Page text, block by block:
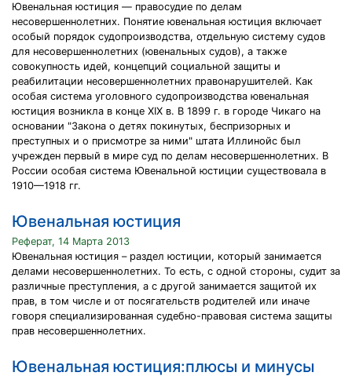
Ювенальная юстиция — правосудие по делам
несовершеннолетних. Понятие ювенальная юстиция включает
особый порядок судопроизводства, отдельную систему судов
для несовершеннолетних (ювенальных судов), а также
совокупность идей, концепций социальной защиты и
реабилитации несовершеннолетних правонарушителей. Как
особая система уголовного судопроизводства ювенальная
юстиция возникла в конце XIX в. В 1899 г. в городе Чикаго на
основании "Закона о детях покинутых, беспризорных и
преступных и о присмотре за ними" штата Иллинойс был
учрежден первый в мире суд по делам несовершеннолетних. В
России особая система Ювенальной юстиции существовала в
1910—1918 гг.
Ювенальная юстиция
Реферат, 14 Марта 2013
Ювенальная юстиция – раздел юстиции, который занимается
делами несовершеннолетних. То есть, с одной стороны, судит за
различные преступления, а с другой занимается защитой их
прав, в том числе и от посягательств родителей или иначе
говоря специализированная судебно-правовая система защиты
прав несовершеннолетних.
Ювенальная юстиция:плюсы и минусы